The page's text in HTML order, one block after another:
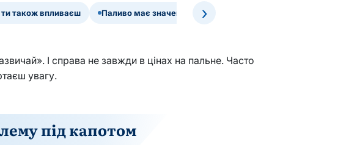
ти також впливаєш Паливо має значення ›
І справа не завжди в цінах на пальне. Часто
увагу.
під капотом